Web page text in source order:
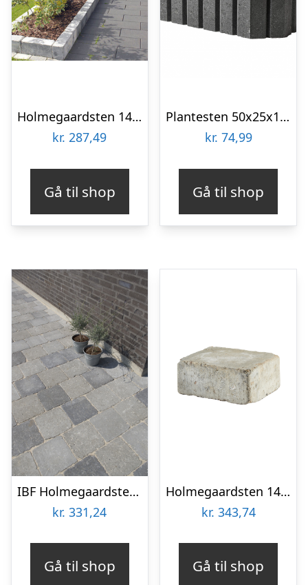
Holmegaardsten 14x28x7 cm – Makro – Grå
kr. 287,49
Gå til shop
Plantesten 50x25x15 cm – Type 8 – Sort/Antracit
kr. 74,99
Gå til shop
IBF Holmegaardsten 14x14x7 cm Gråmix
kr. 331,24
Gå til shop
Holmegaardsten 14×10,5×5 cm – Halve – Gyldenmix
kr. 343,74
Gå til shop